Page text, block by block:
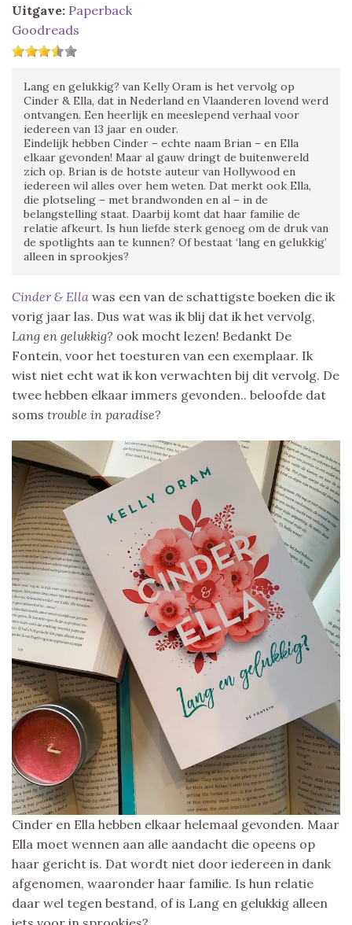
Uitgave: Paperback
Goodreads
Lang en gelukkig? van Kelly Oram is het vervolg op
Cinder & Ella, dat in Nederland en Vlaanderen lovend werd
ontvangen. Een heerlijk en meeslepend verhaal voor
iedereen van 13 jaar en ouder.
Eindelijk hebben Cinder – echte naam Brian – en Ella
elkaar gevonden! Maar al gauw dringt de buitenwereld
zich op. Brian is de hotste auteur van Hollywood en
iedereen wil alles over hem weten. Dat merkt ook Ella,
die plotseling – met brandwonden en al – in de
belangstelling staat. Daarbij komt dat haar familie de
relatie afkeurt. Is hun liefde sterk genoeg om de druk van
de spotlights aan te kunnen? Of bestaat ‘lang en gelukkig’
alleen in sprookjes?
Cinder & Ella was een van de schattigste boeken die ik
vorig jaar las. Dus wat was ik blij dat ik het vervolg,
Lang en gelukkig? ook mocht lezen! Bedankt De
Fontein, voor het toesturen van een exemplaar. Ik
wist niet echt wat ik kon verwachten bij dit vervolg. De
twee hebben elkaar immers gevonden.. beloofde dat
soms trouble in paradise?
Cinder en Ella hebben elkaar helemaal gevonden. Maar
Ella moet wennen aan alle aandacht die opeens op
haar gericht is. Dat wordt niet door iedereen in dank
afgenomen, waaronder haar familie. Is hun relatie
daar wel tegen bestand, of is Lang en gelukkig alleen